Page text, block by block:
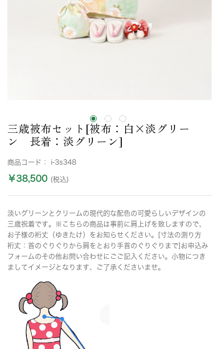
三歳被布セット[被布：白×淡グリー
ン 長着：淡グリーン]
商品コード： i-3s348
￥38,500 (税込)
淡いグリーンとクリームの現代的な配色の可愛らしいデザインの
三歳祝着です。※こちらの商品は事前に肩上げを致しますので、
お子様の裄丈（ゆきたけ）をお知らせください。[寸法の測り方
裄丈：首のぐりぐりから肩をとおり手首のぐりぐりまで]お申込み
フォームのその他お問い合わせにごご記入ください。小物につき
ましてイメージとなります、ご了承くださいませ。